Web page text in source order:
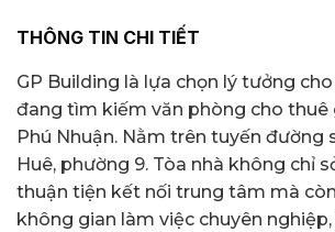
THÔNG TIN CHI TIẾT
GP Building là lựa chọn lý tưởng
đang tìm kiếm văn phòng cho thuê
Phú Nhuận. Nằm trên tuyến đường
Huê, phường 9. Tòa nhà không chỉ
thuận tiện kết nối trung tâm mà
không gian làm việc chuyên